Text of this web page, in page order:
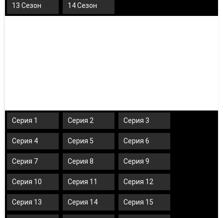
13 Сезон 14 Сезон
Серия 1 Серия 2 Серия 3
Серия 4 Серия 5 Серия 6
Серия 7 Серия 8 Серия 9
Серия 10 Серия 11 Серия 12
Серия 13 Серия 14 Серия 15